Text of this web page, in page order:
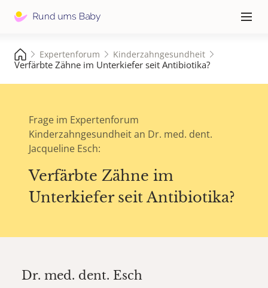
≡
Expertenforum Kinderzahngesundheit
Verfärbte Zähne im Unterkiefer seit Antibiotika?
Frage im Expertenforum
Kinderzahngesundheit an Dr. med. dent.
Jacqueline Esch:
Verfärbte Zähne im
Unterkiefer seit Antibiotika?
Dr. med. dent. Esch